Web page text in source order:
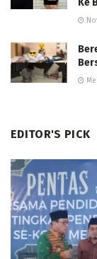
EDITOR'S PICK